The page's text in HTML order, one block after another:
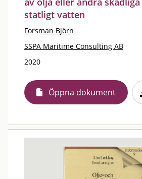
statligt vatten
Forsman Björn
SSPA Maritime Consulting AB
2020
Öppna dokument